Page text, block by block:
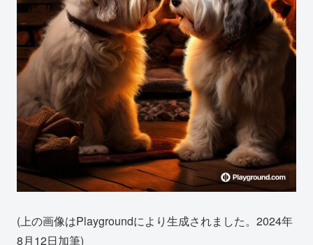
(上の画像はPlaygroundにより生成されました。2024年
8月12日加筆)